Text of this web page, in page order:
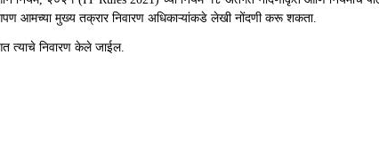
आमच्या मुख्य तक्रार निवारण अधिकाऱ्यांकडे लेखी नोंदणी करू शकता.
त्याचे निवारण केले जाईल.